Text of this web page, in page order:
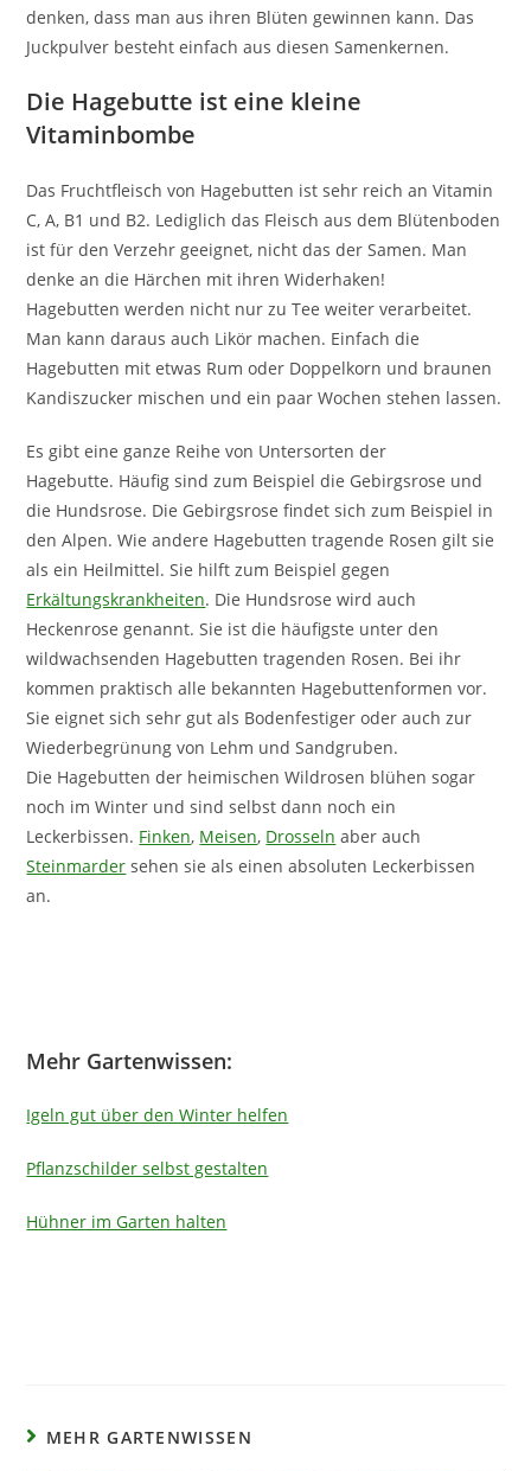
denken, dass man aus ihren Blüten gewinnen kann. Das
Juckpulver besteht einfach aus diesen Samenkernen.
Die Hagebutte ist eine kleine
Vitaminbombe
Das Fruchtfleisch von Hagebutten ist sehr reich an Vitamin
C, A, B1 und B2. Lediglich das Fleisch aus dem Blütenboden
ist für den Verzehr geeignet, nicht das der Samen. Man
denke an die Härchen mit ihren Widerhaken!
Hagebutten werden nicht nur zu Tee weiter verarbeitet.
Man kann daraus auch Likör machen. Einfach die
Hagebutten mit etwas Rum oder Doppelkorn und braunen
Kandiszucker mischen und ein paar Wochen stehen lassen.
Es gibt eine ganze Reihe von Untersorten der
Hagebutte. Häufig sind zum Beispiel die Gebirgsrose und
die Hundsrose. Die Gebirgsrose findet sich zum Beispiel in
den Alpen. Wie andere Hagebutten tragende Rosen gilt sie
als ein Heilmittel. Sie hilft zum Beispiel gegen
Erkältungskrankheiten. Die Hundsrose wird auch
Heckenrose genannt. Sie ist die häufigste unter den
wildwachsenden Hagebutten tragenden Rosen. Bei ihr
kommen praktisch alle bekannten Hagebuttenformen vor.
Sie eignet sich sehr gut als Bodenfestiger oder auch zur
Wiederbegrünung von Lehm und Sandgruben.
Die Hagebutten der heimischen Wildrosen blühen sogar
noch im Winter und sind selbst dann noch ein
Leckerbissen. Finken, Meisen, Drosseln aber auch
Steinmarder sehen sie als einen absoluten Leckerbissen
an.
Mehr Gartenwissen:
Igeln gut über den Winter helfen
Pflanzschilder selbst gestalten
Hühner im Garten halten
MEHR GARTENWISSEN